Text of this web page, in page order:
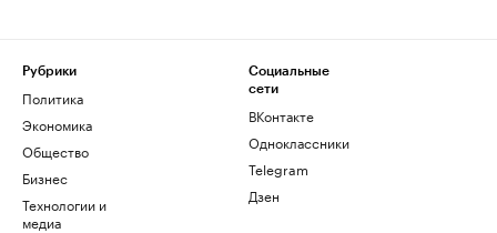
Рубрики
Политика
Экономика
Общество
Бизнес
Технологии и
медиа
Социальные
сети
ВКонтакте
Одноклассники
Telegram
Дзен